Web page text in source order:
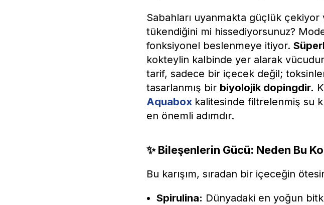
Sabahları uyanmakta güçlük çekiyor
tükendiğini mi hissediyorsunuz?
fonksiyonel beslenmeye itiyor.
kokteylin kalbinde yer alarak
tarif, sadece bir içecek değil;
tasarlanmış bir biyolojik dopingdir.
Aquabox kalitesinde filtrelenmiş su
en önemli adımdır.
✨ Bileşenlerin Gücü: Neden Bu
Bu karışım, sıradan bir içeceğin
Spirulina: Dünyadaki en yoğun